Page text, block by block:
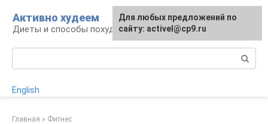
контенту
Активно худеем
Диеты и способы похудения
English
Главная » Фитнес
Для любых предложений по
сайту: activel@cp9.ru